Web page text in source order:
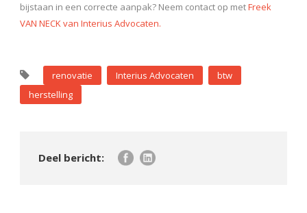
bijstaan in een correcte aanpak? Neem contact op metFreek
VAN NECK van Interius Advocaten.
renovatie Interius Advocaten
btw
herstelling